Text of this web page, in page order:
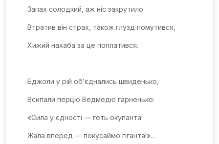
Запах солодкий, аж ніс закрутило.
Втратив він страх, також глузд помутився,
Хижий нахаба за це поплатився.
Бджоли у рій об’єднались швиденько,
Всипали перцю Ведмедю гарненько:
«Сила у єдності — геть окупанта!
Жала вперед — покусаймо гіганта!»…